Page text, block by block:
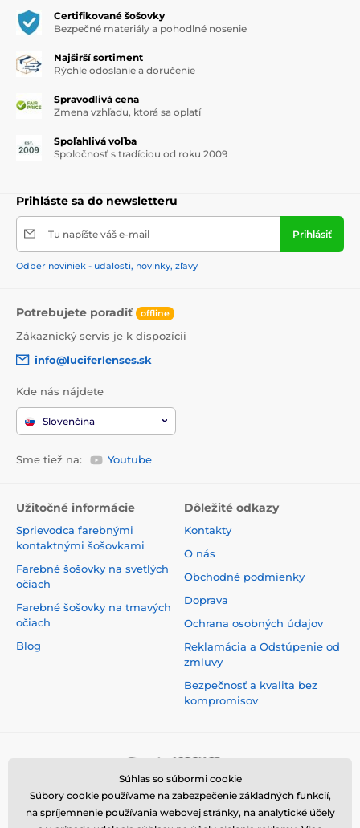
Certifikované šošovky
Bezpečné materiály a pohodlné nosenie
Najširší sortiment
Rýchle odoslanie a doručenie
Spravodlivá cena
Zmena vzhľadu, ktorá sa oplatí
Spoľahlivá voľba
Spoločnosť s tradíciou od roku 2009
Prihláste sa do newsletteru
Tu napíšte váš e-mail Prihlásiť
Odber noviniek - udalosti, novinky, zľavy
Potrebujete poradiť offline
Zákaznický servis je k dispozícii
info@luciferlenses.sk
Kde nás nájdete
Slovenčina
Sme tiež na: Youtube
Užitočné informácie
Sprievodca farebnými
kontaktnými šošovkami
Farebné šošovky na svetlých
očiach
Farebné šošovky na tmavých
očiach
Blog
Dôležité odkazy
Kontakty
O nás
Obchodné podmienky
Doprava
Ochrana osobných údajov
Reklamácia a Odstúpenie od
zmluvy
Bezpečnosť a kvalita bez
kompromisov
Súhlas so súbormi cookie
Súbory cookie používame na zabezpečenie základných funkcií,
na spríjemnenie používania webovej stránky, na analytické účely